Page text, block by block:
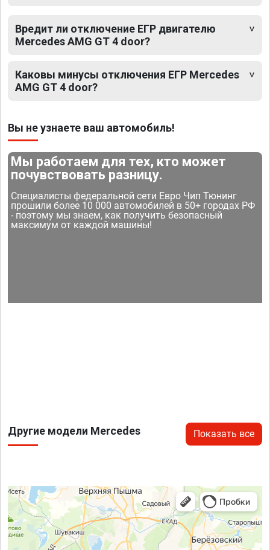
Вредит ли отключение ЕГР двигателю
Mercedes AMG GT 4 door?
Каковы минусы отключения ЕГР Mercedes
AMG GT 4 door?
Вы не узнаете ваш автомобиль!
Мы работаем для тех, кто может
почувствовать разницу.
Специалисты федеральной сети Евро Чип Тюнинг
прошили более 10 000 автомобилей в 50+ городах РФ
- поэтому мы знаем, как получить безопасный
максимум от каждой машины!
Другие модели Mercedes Показать все